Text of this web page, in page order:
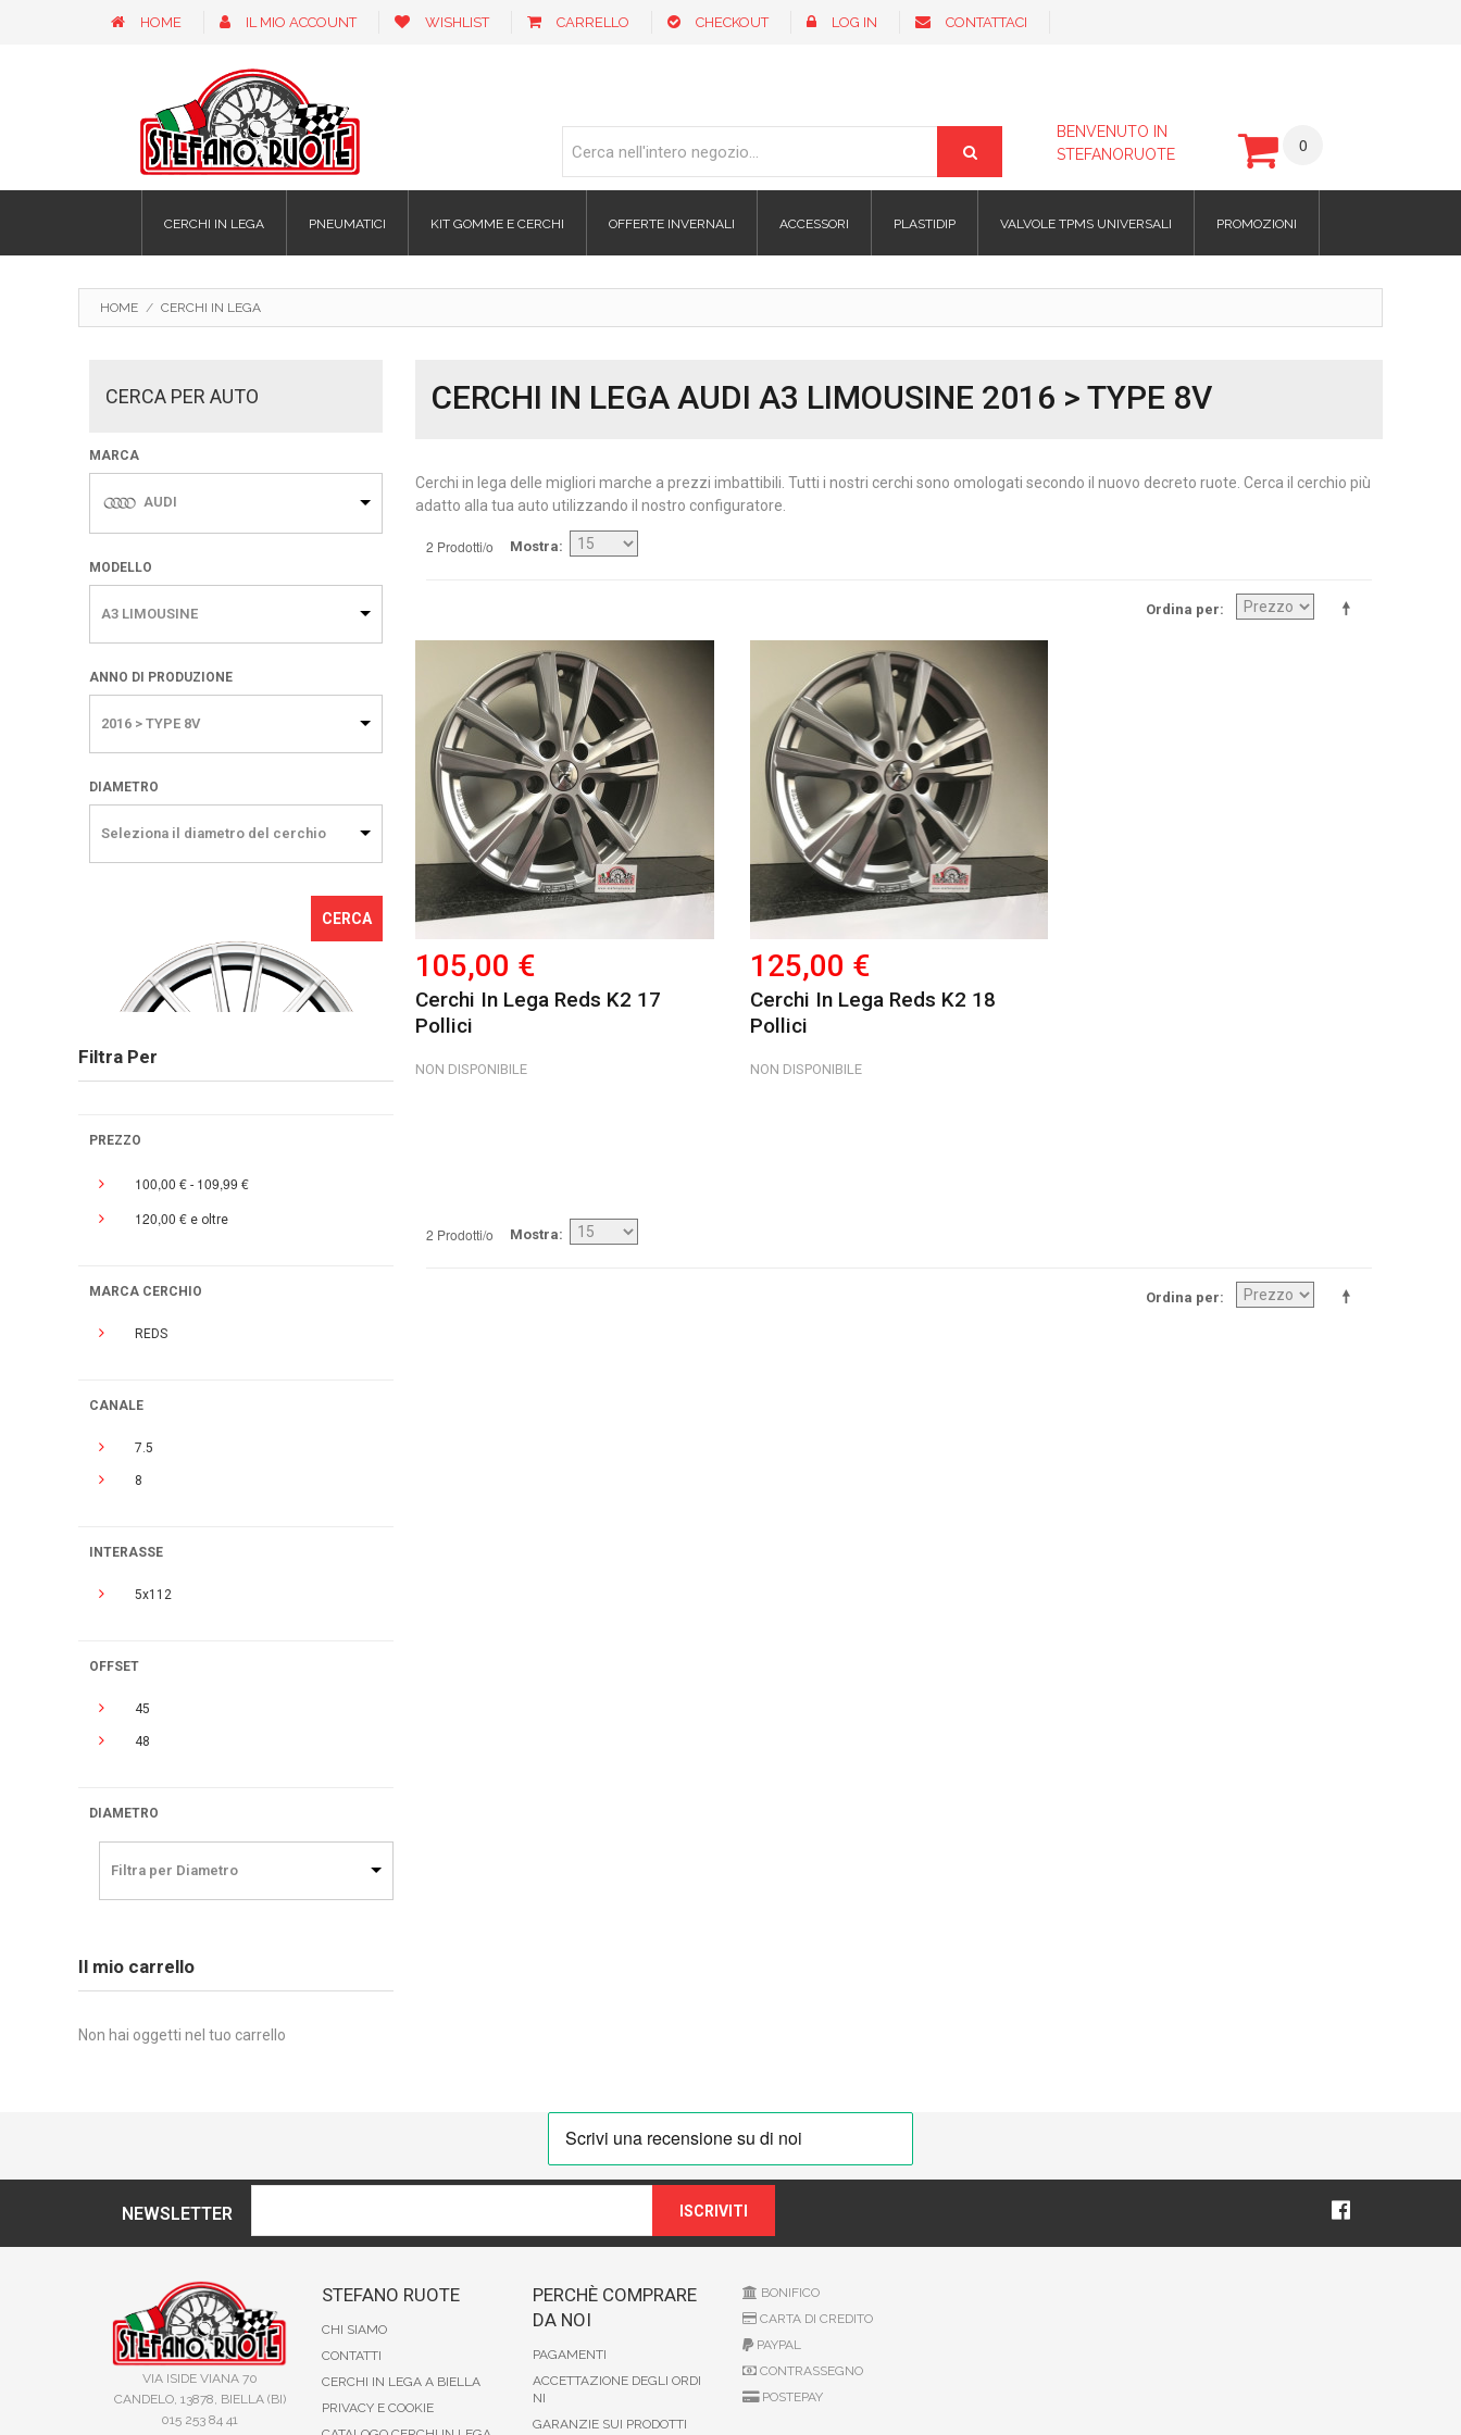
HOME IL MIO ACCOUNT WISHLIST CARRELLO CHECKOUT LOG IN CONTATTACI
BENVENUTO IN
STEFANORUOTE
0
CERCHI IN LEGA PNEUMATICI KIT GOMME E CERCHI OFFERTE INVERNALI ACCESSORI PLASTIDIP VALVOLE TPMS UNIVERSALI PROMOZIONI
HOME / CERCHI IN LEGA
CERCA PER AUTO
MARCA
AUDI
MODELLO
A3 LIMOUSINE
ANNO DI PRODUZIONE
2016 > TYPE 8V
DIAMETRO
Seleziona il diametro del cerchio
CERCA
Filtra Per
PREZZO
100,00 € - 109,99 €
120,00 € e oltre
MARCA CERCHIO
REDS
CANALE
7.5
8
INTERASSE
5x112
OFFSET
45
48
DIAMETRO
Filtra per Diametro
CERCHI IN LEGA AUDI A3 LIMOUSINE 2016 > TYPE 8V
Cerchi in lega delle migliori marche a prezzi imbattibili. Tutti i nostri cerchi sono omologati secondo il nuovo decreto ruote. Cerca il cerchio più
adatto alla tua auto utilizzando il nostro configuratore.
2 Prodotti/o Mostra
Ordina per
105,00 €
Cerchi In Lega Reds K2 17
Pollici
NON DISPONIBILE
125,00 €
Cerchi In Lega Reds K2 18
Pollici
NON DISPONIBILE
2 Prodotti/o Mostra
Ordina per
Il mio carrello
Non hai oggetti nel tuo carrello
NEWSLETTER ISCRIVITI
VIA ISIDE VIANA 70
CANDELO, 13878, BIELLA (BI)
015 253 84 41
STEFANO RUOTE
CHI SIAMO
CONTATTI
CERCHI IN LEGA A BIELLA
PRIVACY E COOKIE
PERCHÈ COMPRARE
DA NOI
PAGAMENTI
ACCETTAZIONE DEGLI ORDI
NI
GARANZIE SUI PRODOTTI
BONIFICO
CARTA DI CREDITO
PAYPAL
CONTRASSEGNO
POSTEPAY